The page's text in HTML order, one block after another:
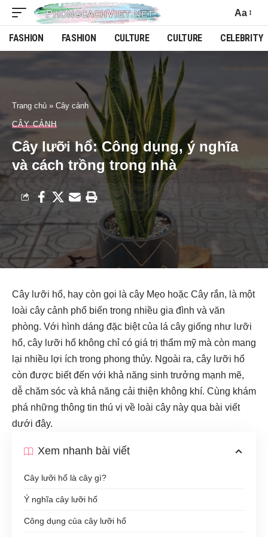
Aa
FASHION FASHION CULTURE CULTURE CELEBRITY
Trang chủ » Cây cảnh
CÂY CẢNH
Cây lưỡi hổ: Công dụng, ý nghĩa
và cách trồng trong nhà
Cây lưỡi hổ, hay còn gọi là cây Mẹo hoặc Cây rắn, là một
loài cây cảnh phổ biến trong nhiều gia đình và văn
phòng. Với hình dáng đặc biệt của lá cây giống như lưỡi
hổ, cây lưỡi hổ không chỉ có giá trị thẩm mỹ mà còn mang
lại nhiều lợi ích trong phong thủy. Ngoài ra, cây lưỡi hổ
còn được biết đến với khả năng sinh trưởng mạnh mẽ,
dễ chăm sóc và khả năng cải thiện không khí. Cùng khám
phá những thông tin thú vị về loài cây này qua bài viết
dưới đây.
Xem nhanh bài viết
Cây lưỡi hổ là cây gì?
Ý nghĩa cây lưỡi hổ
Công dụng của cây lưỡi hổ